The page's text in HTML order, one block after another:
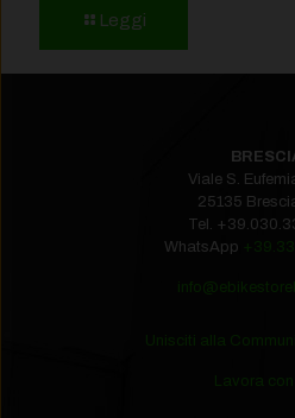
Leggi
Viale S.
25135
Tel.
WhatsApp
Unisciti alla
Lavora